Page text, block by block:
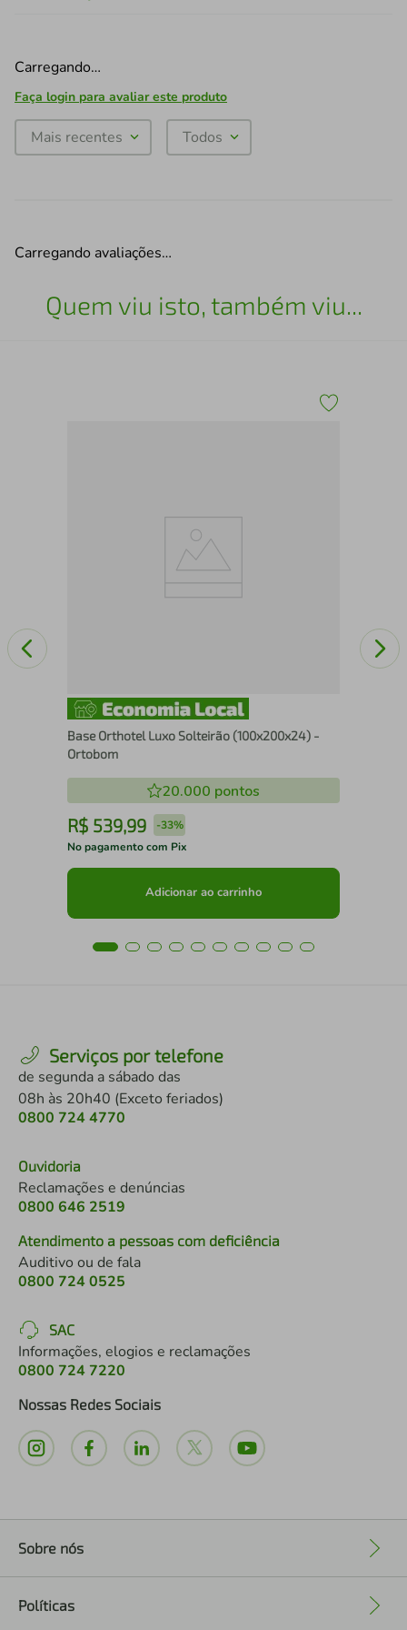
Carregando…
Faça login para avaliar este produto
Mais recentes Todos
Carregando avaliações…
Quem viu isto, também viu...
Base Orthotel Luxo Solteirão (100x200x24) -
Ortobom
20.000 pontos
R$ 539,99 -33%
No pagamento com Pix
Adicionar ao carrinho
Serviços por telefone
de segunda a sábado das
08h às 20h40 (Exceto feriados)
0800 724 4770
Ouvidoria
Reclamações e denúncias
0800 646 2519
Atendimento a pessoas com deficiência
Auditivo ou de fala
0800 724 0525
SAC
Informações, elogios e reclamações
0800 724 7220
Nossas Redes Sociais
Sobre nós
Políticas